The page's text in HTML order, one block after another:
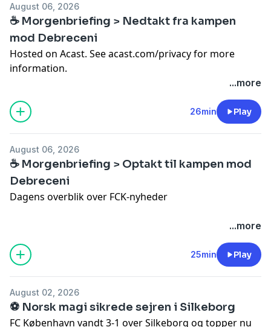
August 06, 2026
☕️ Morgenbriefing > Nedtakt fra kampen
mod Debreceni
Hosted on Acast. Seeacast.com/privacyfor more
information.
...more
26min Play
August 06, 2026
☕️ Morgenbriefing > Optakt til kampen mod
Debreceni
Dagens overblik over FCK-nyheder
🫶 Bliv medlem af Kvart i bold og få adgang til vores
medlemskanal med eksklusive podcasts:
✅ Abonner på vores Youtube-kanal:
https://www.youtube.com/@KvartiBold
...more
25min Play
August 02, 2026
⚽️ Norsk magi sikrede sejren i Silkeborg
FC København vandt 3-1 over Silkeborg og topper nu